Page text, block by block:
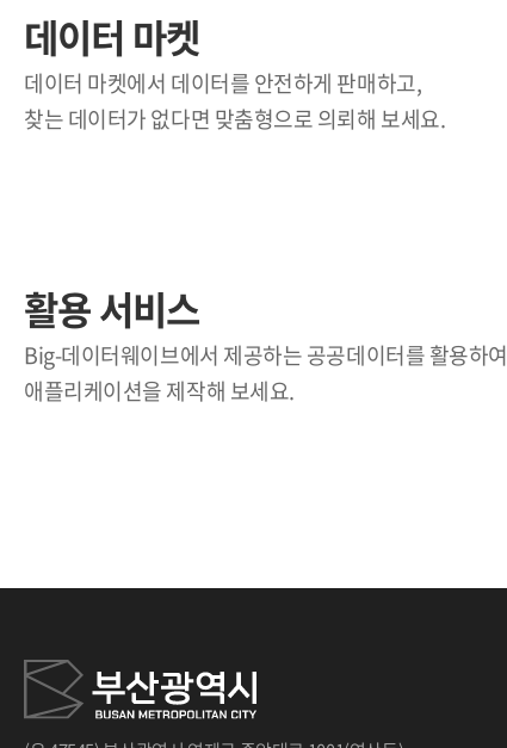
데이터 마켓
데이터 마켓에서 데이터를 안전하게 판매하고,
찾는 데이터가 없다면 맞춤형으로 의뢰해 보세요.
활용 서비스
Big-데이터웨이브에서 제공하는 공공데이터를 활용하여
애플리케이션을 제작해 보세요.